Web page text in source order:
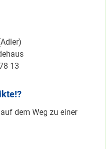
13
dem Weg zu einer